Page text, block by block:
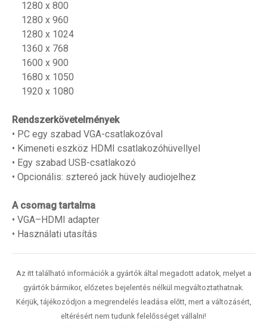
1280 x 800
1280 x 960
1280 x 1024
1360 x 768
1600 x 900
1680 x 1050
1920 x 1080
Rendszerkövetelmények
• PC egy szabad VGA-csatlakozóval
• Kimeneti eszköz HDMI csatlakozóhüvellyel
• Egy szabad USB-csatlakozó
• Opcionális: sztereó jack hüvely audiojelhez
A csomag tartalma
• VGA–HDMI adapter
• Használati utasítás
Az itt található információk a gyártók által megadott adatok, melyet a
gyártók bármikor, előzetes bejelentés nélkül megváltoztathatnak.
Kérjük, tájékozódjon a megrendelés leadása előtt, mert a változásért,
eltérésért nem tudunk felelősséget vállalni!